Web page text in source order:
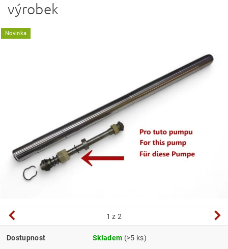
výrobek
Novinka
1 z 2
Dostupnost Skladem (>5 ks)